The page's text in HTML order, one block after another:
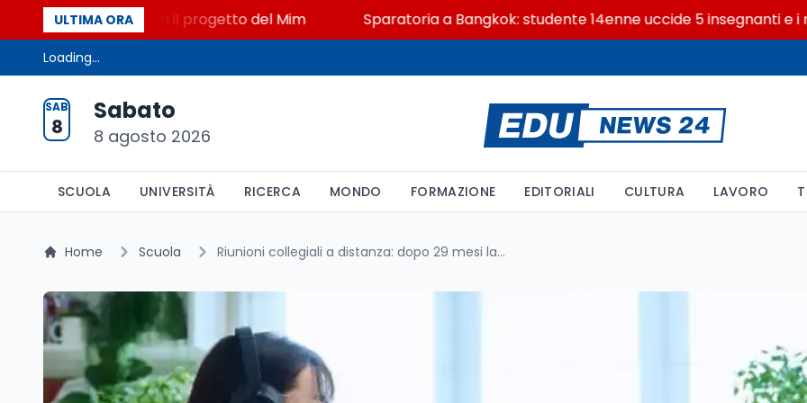
ULTIMA ORA
a Lerici con il progetto del Mim Sparatoria a Bangkok: studente 14enne uccide 5 insegnanti e i nonni
Loading...
SAB
8
Sabato
8 agosto 2026
SCUOLA UNIVERSITÀ RICERCA MONDO FORMAZIONE EDITORIALI CULTURA LAVORO
Home Scuola Riunioni collegiali a distanza: dopo 29 mesi la scelta passa alle scuole